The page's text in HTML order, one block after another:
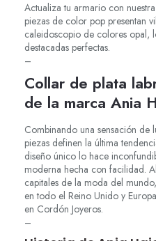
Actualiza tu armario con
piezas de color pop presentan
caleidoscopio de colores opal,
destacadas perfectas.
–
Collar de plata
de la marca Ania
Combinando una sensación de
piezas definen la última
diseño único lo hace
moderna hecha con facilidad.
capitales de la moda del
en todo el Reino Unido y
en Cordón Joyeros.
–